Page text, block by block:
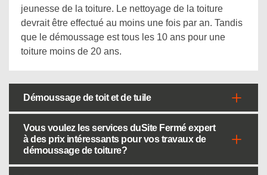
jeunesse de la toiture. Le nettoyage de la toiture
devrait être effectué au moins une fois par an. Tandis
que le démoussage est tous les 10 ans pour une
toiture moins de 20 ans.
Démoussage de toit et de tuile
Vous voulez les services duSite Fermé expert
à des prix intéressants pour vos travaux de
démoussage de toiture?